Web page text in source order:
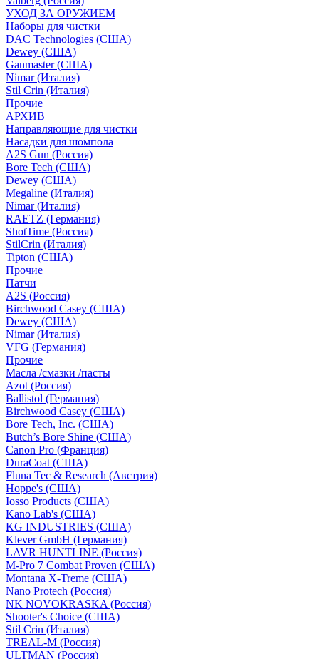
УХОД ЗА ОРУЖИЕМ
Наборы для чистки
DAC Technologies (США)
Dewey (США)
Ganmaster (США)
Nimar (Италия)
Stil Crin (Италия)
Прочие
АРХИВ
Направляющие для чистки
Насадки для шомпола
A2S Gun (Россия)
Bore Tech (США)
Dewey (США)
Megaline (Италия)
Nimar (Италия)
RAETZ (Германия)
ShotTime (Россия)
StilCrin (Италия)
Tipton (США)
Прочие
Патчи
A2S (Россия)
Birchwood Casey (США)
Dewey (США)
Nimar (Италия)
VFG (Германия)
Прочие
Масла /смазки /пасты
Azot (Россия)
Ballistol (Германия)
Birchwood Casey (США)
Bore Tech, Inc. (США)
Butch’s Bore Shine (СШA)
Canon Pro (Франция)
DuraCoat (США)
Fluna Tec & Research (Австрия)
Hoppe's (США)
Iosso Products (США)
Kano Lab's (США)
KG INDUSTRIES (США)
Klever GmbH (Германия)
LAVR HUNTLINE (Россия)
M-Pro 7 Combat Proven (СШA)
Montana X-Treme (США)
Nano Protech (Россия)
NK NOVOKRASKA (Россия)
Shooter's Choice (СШA)
Stil Crin (Италия)
TREAL-M (Россия)
ULTMAN (Россия)